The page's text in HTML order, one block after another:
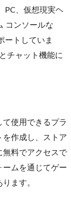
PC、仮想現実ヘ
コンソールな
ートしていま
チャット機能に
て使用できるプラ
を作成し、ストア
無料でアクセスで
ームを通じてゲー
ます。